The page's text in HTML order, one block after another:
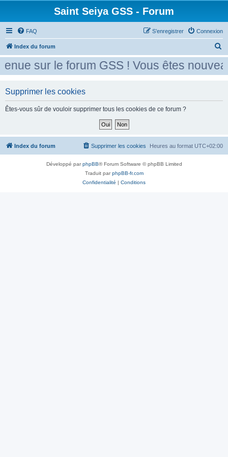
Saint Seiya GSS - Forum
FAQ Connexion
S’enregistrer
Index du forum
e
c
e
r
sur le forum GSS ! Vous êtes
Supprimer les cookies
Êtes-vous sûr de vouloir supprimer tous les cookies de ce forum ?
Index du forum Heures au format UTC+02:00
Supprimer les cookies
Développé parphpBB® Forum Software © phpBB Limited
Traduit parphpBB-fr.com
Confidentialité | Conditions